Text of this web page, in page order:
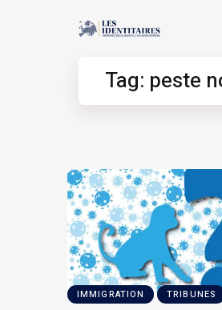
Tag: peste
IMMIGRATION TRIBUNES